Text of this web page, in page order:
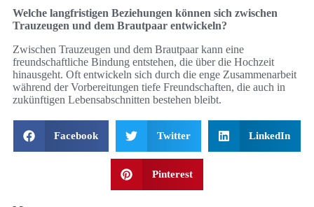
Welche langfristigen Beziehungen können sich zwischen
Trauzeugen und dem Brautpaar entwickeln?
Zwischen Trauzeugen und dem Brautpaar kann eine
freundschaftliche Bindung entstehen, die über die Hochzeit
hinausgeht. Oft entwickeln sich durch die enge Zusammenarbeit
während der Vorbereitungen tiefe Freundschaften, die auch in
zukünftigen Lebensabschnitten bestehen bleibt.
Facebook Twitter LinkedIn
Pinterest